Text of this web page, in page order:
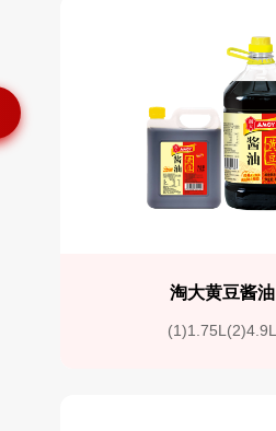
淘大黄豆酱油
(1)1.75L(2)4.9L